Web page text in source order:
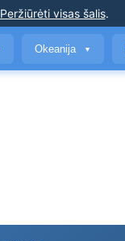
Peržiūrėti visas šalis.
Okeanija ▼